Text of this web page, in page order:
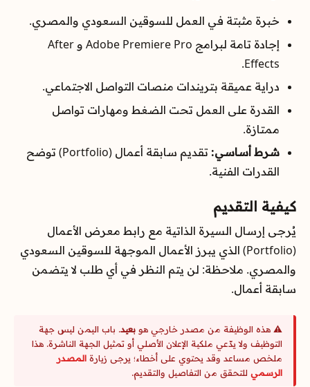
خبرة مثبتة في العمل للسوقين السعودي والمصري.
إجادة تامة لبرامج Adobe Premiere Pro و After
Effects.
دراية عميقة بتريندات منصات التواصل الاجتماعي.
القدرة على العمل تحت الضغط ومهارات تواصل
ممتازة.
شرط أساسي:
تقديم سابقة أعمال (Portfolio) توضح
القدرات الفنية.
كيفية التقديم
يُرجى إرسال السيرة الذاتية مع رابط معرض الأعمال
(Portfolio) الذي يبرز الأعمال الموجهة للسوقين السعودي
والمصري. ملاحظة: لن يتم النظر في أي طلب لا يتضمن
سابقة أعمال.
⚠️ هذه الوظيفة من مصدر خارجي هو بعيد. باب اليمن ليس جهة
التوظيف ولا يدّعي ملكية الإعلان الأصلي أو تمثيل الجهة الناشرة. هذا
ملخص مساعد وقد يحتوي على أخطاء؛ يرجى زيارة المصدر
الرسمي للتحقق من التفاصيل والتقديم.